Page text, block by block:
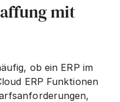
mit
ob ein ERP im
ERP Funktionen